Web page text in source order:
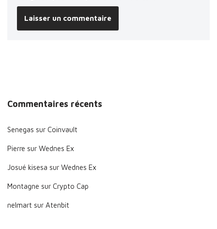
Commentaires récents
Senegas sur Coinvault
Pierre sur Wednes Ex
Josué kisesa sur Wednes Ex
Montagne sur Crypto Cap
nelmart sur Atenbit